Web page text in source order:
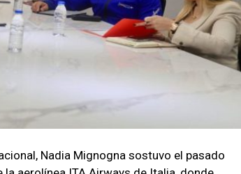
Nadia Mignogna sostuvo el pasado